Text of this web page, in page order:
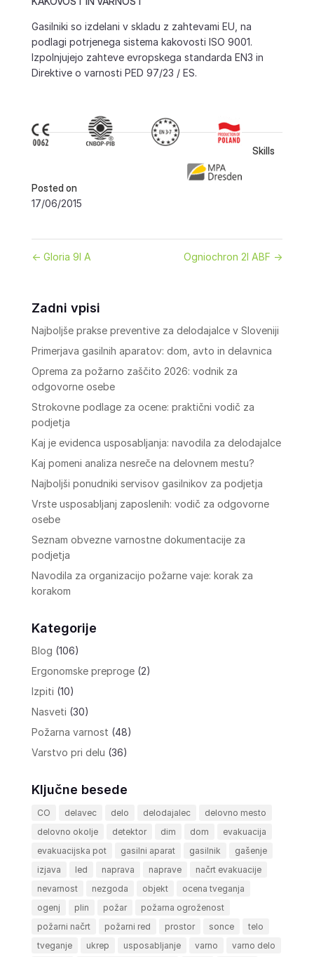
Gasilniki so izdelani v skladu z zahtevami EU, na
podlagi potrjenega sistema kakovosti ISO 9001.
Izpolnjujejo zahteve evropskega standarda EN3 in
Direktive o varnosti PED 97/23 / ES.
Skills
Posted on
17/06/2015
← Gloria 9l A Ogniochron 2l ABF →
Zadni vpisi
Najboljše prakse preventive za delodajalce v Sloveniji
Primerjava gasilnih aparatov: dom, avto in delavnica
Oprema za požarno zaščito 2026: vodnik za
odgovorne osebe
Strokovne podlage za ocene: praktični vodič za
podjetja
Kaj je evidenca usposabljanja: navodila za delodajalce
Kaj pomeni analiza nesreče na delovnem mestu?
Najboljši ponudniki servisov gasilnikov za podjetja
Vrste usposabljanj zaposlenih: vodič za odgovorne
osebe
Seznam obvezne varnostne dokumentacije za
podjetja
Navodila za organizacijo požarne vaje: korak za
korakom
Kategorije
Blog (106)
Ergonomske preproge(2)
Izpiti (10)
Nasveti (30)
Požarna varnost (48)
Varstvo pri delu (36)
Ključne besede
CO delavec delo delodajalec
delovno mesto
delovno okolje
detektor dim dom
evakuacija
evakuacijska pot
gasilni aparat gasilnik
gašenje
izjava
led naprava naprave
načrt evakuacije
nevarnost
nezgoda objekt
ocena tveganja
ogenj
plin požar
požarna ogroženost
požarni načrt
požarni red prostor sonce
telo
tveganje
ukrep usposabljanje varno
varno delo